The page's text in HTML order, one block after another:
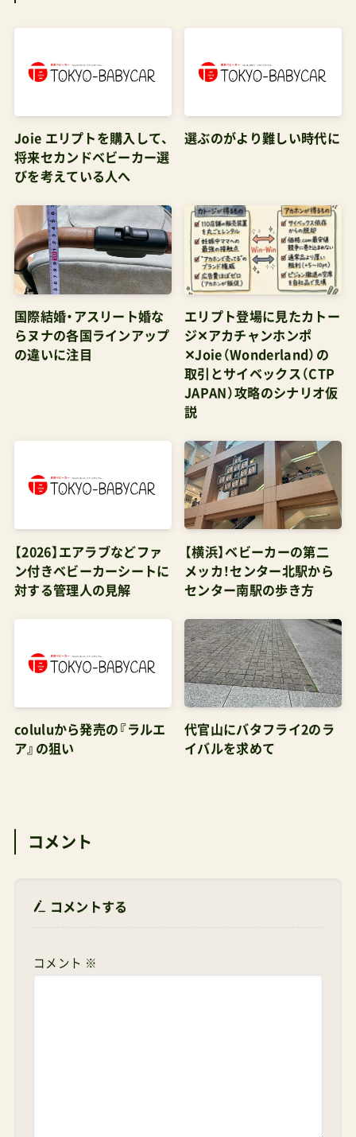
Joie エリプトを購入して、
将来セカンドベビーカー選
びを考えている人へ
選ぶのがより難しい時代に
国際結婚・アスリート婚な
らヌナの各国ラインアップ
の違いに注目
エリプト登場に見たカトー
ジ✕アカチャンホンポ
✕Joie（Wonderland）の
取引とサイベックス（CTP
JAPAN）攻略のシナリオ仮
説
【2026】エアラブなどファ
ン付きベビーカーシートに
対する管理人の見解
【横浜】ベビーカーの第二
メッカ！センター北駅から
センター南駅の歩き方
coluluから発売の『ラルエ
ア』の狙い
代官山にバタフライ2のラ
イバルを求めて
コメント
コメントする
コメント ※